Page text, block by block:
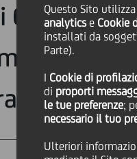
Questo Sito utilizza
analyticse Cookie
installati da
Parte).
I Cookie di
di proporti
le tue preferenze;
necessario il tuo
Ulteriori
Camangi